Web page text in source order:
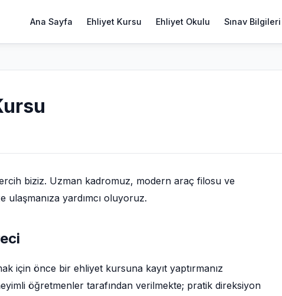
Ana Sayfa Ehliyet Kursu Ehliyet Okulu Sınav Bilgileri
biziz. Uzman kadromuz, modern araç filosu ve
ulaşmanıza yardımcı oluyoruz.
için önce bir ehliyet kursuna kayıt yaptırmanız
öğretmenler tarafından verilmekte; pratik direksiyon